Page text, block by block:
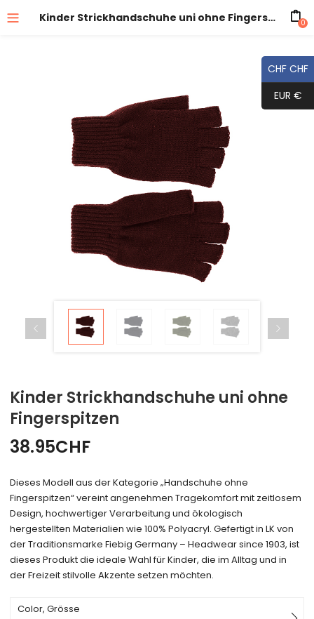
Kinder Strickhandschuhe uni ohne Fingerspitzen 0
Kinder Strickhandschuhe uni ohne
Fingerspitzen
38.95CHF
Dieses Modell aus der Kategorie „Handschuhe ohne
Fingerspitzen“ vereint angenehmen Tragekomfort mit zeitlosem
Design, hochwertiger Verarbeitung und ökologisch
hergestellten Materialien wie 100% Polyacryl. Gefertigt in LK von
der Traditionsmarke Fiebig Germany – Headwear since 1903, ist
dieses Produkt die ideale Wahl für Kinder, die im Alltag und in
der Freizeit stilvolle Akzente setzen möchten.
Color, Grösse
CHF CHF
EUR €